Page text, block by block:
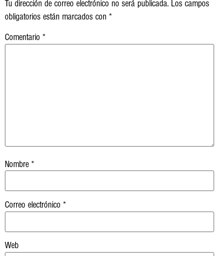
Tu dirección de correo electrónico no será publicada. Los campos
obligatorios están marcados con *
Comentario *
Nombre *
Correo electrónico *
Web